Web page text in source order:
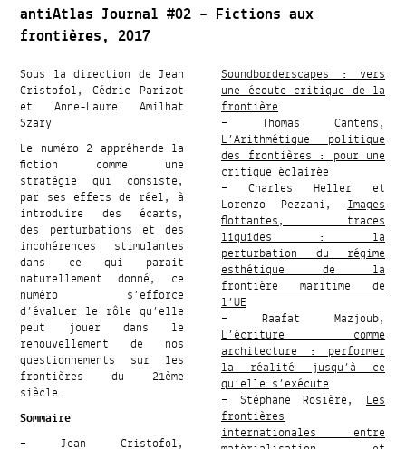
antiAtlas Journal #02 – Fictions aux
frontières, 2017
Sous la direction de Jean
Cristofol, Cédric Parizot
et Anne-Laure Amilhat
Szary
Le numéro 2 appréhende la
fiction comme une
stratégie qui consiste,
par ses effets de réel, à
introduire des écarts,
des perturbations et des
incohérences stimulantes
dans ce qui parait
naturellement donné, ce
numéro s’efforce
d’évaluer le rôle qu’elle
peut jouer dans le
renouvellement de nos
questionnements sur les
frontières du 21ème
siècle.
Sommaire
– Jean Cristofol,
Soundborderscapes : vers
une écoute critique de la
frontière
– Thomas Cantens,
L’Arithmétique politique
des frontières : pour une
critique éclairée
– Charles Heller et
Lorenzo Pezzani, Images
flottantes, traces
liquides : la
perturbation du régime
esthétique de la
frontière maritime de
l’UE
– Raafat Mazjoub,
L’écriture comme
architecture : performer
la réalité jusqu’à ce
qu’elle s’exécute
– Stéphane Rosière, Les
frontières
internationales entre